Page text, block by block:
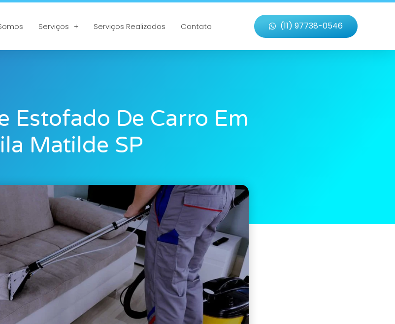
Serviços Serviços Realizados Contato (11) 97738-0546
Estofado De Carro Em
Matilde SP